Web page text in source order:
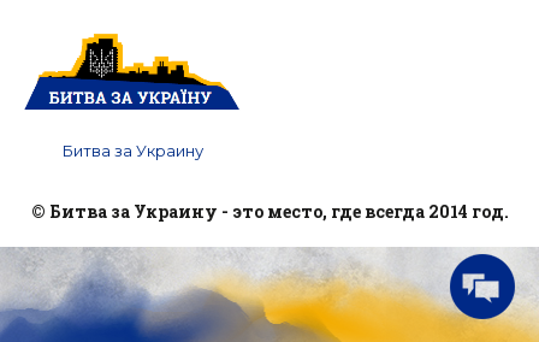
Битва за Украину
© Битва за Украину - это место, где всегда 2014 год.